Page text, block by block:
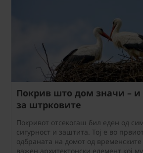
Покрив што дом значи – и
за штрковите
Покривот отсекогаш бил еден од
сигурност и заштита. Тој е во
одбраната на домот од
важен архитектонски елемент кој